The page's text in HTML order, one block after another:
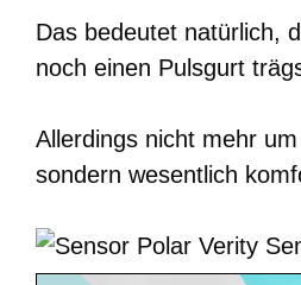
Das bedeutet natürlich,
noch einen Pulsgurt
Allerdings nicht mehr
sondern wesentlich